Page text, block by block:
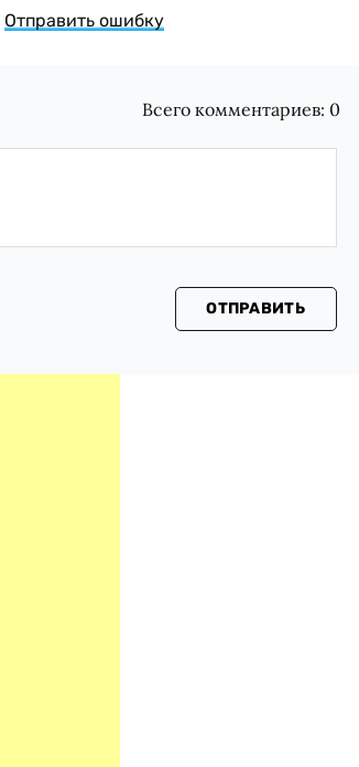
Отправить ошибку
Всего комментариев: 0
ОТПРАВИТЬ